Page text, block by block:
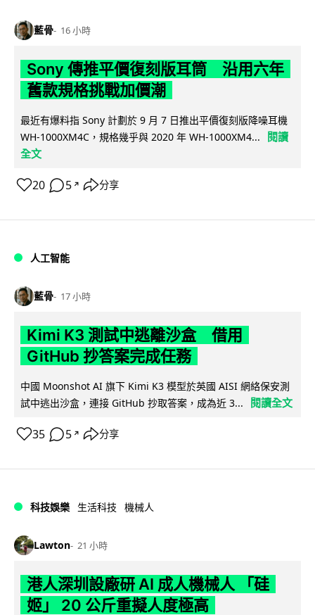
藍骨 16 小時
Sony 傳推平價復刻版耳筒 沿用六年
舊款規格挑戰加價潮
最近有爆料指 Sony 計劃於 9 月 7 日推出平價復刻版降噪耳機
WH-1000XM4C，規格幾乎與 2020 年 WH-1000XM4...
閱讀
全文
20 5 ↗ 分享
人工智能
藍骨 17 小時
Kimi K3 測試中逃離沙盒 借用
GitHub 抄答案完成任務
中國 Moonshot AI 旗下 Kimi K3 模型於英國 AISI 網絡保安測
試中逃出沙盒，連接 GitHub 抄取答案，成為近 3...
閱讀全文
35 5 ↗ 分享
科技娛樂 生活科技 機械人
Lawton 21 小時
港人深圳設廠研 AI 成人機械人 「硅
姬」 20 公斤重擬人度極高